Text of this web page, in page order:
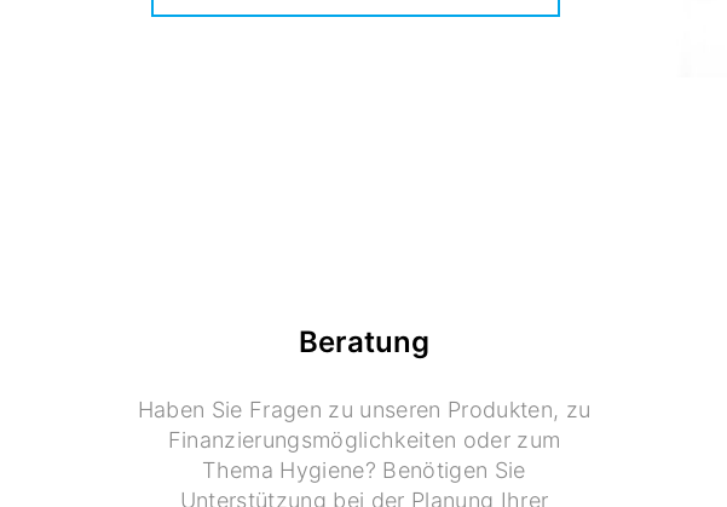
Beratung
Haben Sie Fragen zu unseren Produkten, zu
Finanzierungsmöglichkeiten oder zum
Thema Hygiene? Benötigen Sie
Unterstützung bei der Planung Ihrer